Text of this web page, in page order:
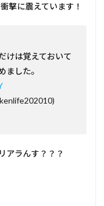
撃に震えています！
けは覚えておいて
ました。
アラんす？？？